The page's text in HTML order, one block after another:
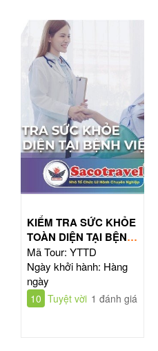
KIỂM TRA SỨC KHỎE
TOÀN DIỆN TẠI BỆNH
VIỆN TỪ DŨ
Mã Tour: YTTD
Ngày khởi hành: Hàng
ngày
10 Tuyệt vời 1 đánh giá